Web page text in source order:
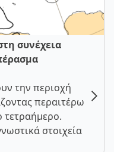
συνέχεια
την περιοχή
περαιτέρω
τετραήμερο.
στοιχεία